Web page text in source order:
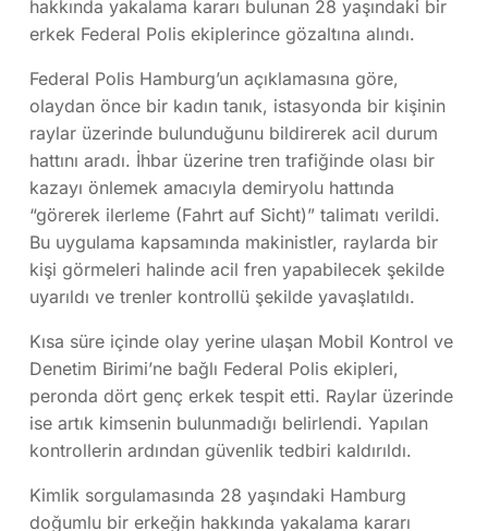
hakkında yakalama kararı bulunan 28 yaşındaki bir
erkek Federal Polis ekiplerince gözaltına alındı.
Federal Polis Hamburg’un açıklamasına göre,
olaydan önce bir kadın tanık, istasyonda bir kişinin
raylar üzerinde bulunduğunu bildirerek acil durum
hattını aradı. İhbar üzerine tren trafiğinde olası bir
kazayı önlemek amacıyla demiryolu hattında
“görerek ilerleme (Fahrt auf Sicht)” talimatı verildi.
Bu uygulama kapsamında makinistler, raylarda bir
kişi görmeleri halinde acil fren yapabilecek şekilde
uyarıldı ve trenler kontrollü şekilde yavaşlatıldı.
Kısa süre içinde olay yerine ulaşan Mobil Kontrol ve
Denetim Birimi’ne bağlı Federal Polis ekipleri,
peronda dört genç erkek tespit etti. Raylar üzerinde
ise artık kimsenin bulunmadığı belirlendi. Yapılan
kontrollerin ardından güvenlik tedbiri kaldırıldı.
Kimlik sorgulamasında 28 yaşındaki Hamburg
doğumlu bir erkeğin hakkında yakalama kararı